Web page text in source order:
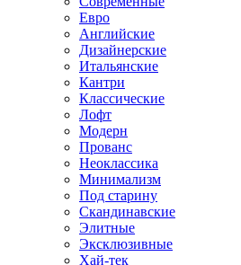
Евро
Английские
Дизайнерские
Итальянские
Кантри
Классические
Лофт
Модерн
Прованс
Неоклассика
Минимализм
Под старину
Скандинавские
Элитные
Эксклюзивные
Хай-тек